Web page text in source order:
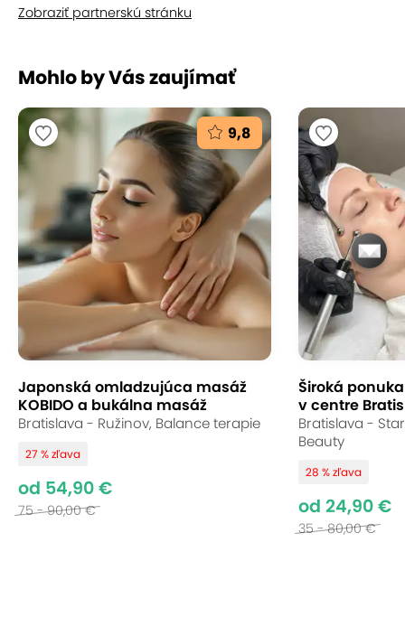
Zobraziť partnerskú stránku
Mohlo by Vás zaujímať
9,8
Japonská omladzujúca masáž
KOBIDO a bukálna masáž
Bratislava - Ružinov, Balance terapie
27 % zľava
od 54,90 €
75 - 90,00 €
Široká
v centre
Bratislava -
Beauty
28 % zľava
od 24,90 €
35 - 80,00 €